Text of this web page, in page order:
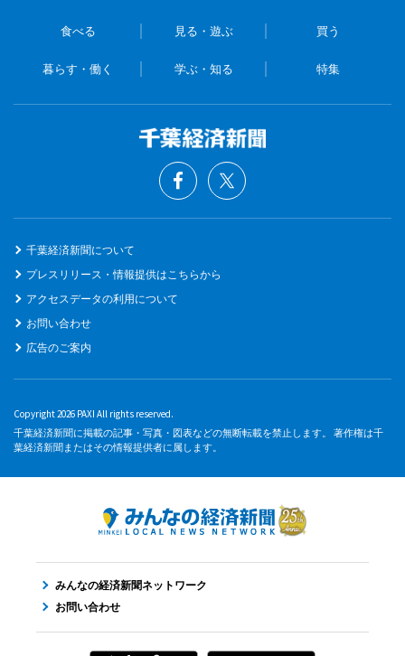
食べる 見る・遊ぶ 買う
暮らす・働く 学ぶ・知る 特集
千葉経済新聞について
プレスリリース・情報提供はこちらから
アクセスデータの利用について
お問い合わせ
広告のご案内
Copyright 2026 PAXI All rights reserved.
千葉経済新聞に掲載の記事・写真・図表などの無断転載を禁止します。 著作権は千
葉経済新聞またはその情報提供者に属します。
みんなの経済新聞ネットワーク
お問い合わせ